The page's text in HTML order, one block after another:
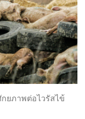
ยภาพต่อไวรัสไข้